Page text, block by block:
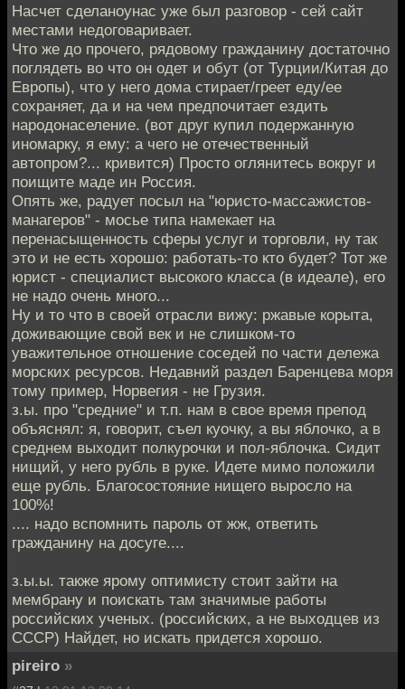
Насчет сделаноунас уже был разговор - сей сайт
местами недоговаривает.
Что же до прочего, рядовому гражданину достаточно
поглядеть во что он одет и обут (от Турции/Китая до
Европы), что у него дома стирает/греет еду/ее
сохраняет, да и на чем предпочитает ездить
народонаселение. (вот друг купил подержанную
иномарку, я ему: а чего не отечественный
автопром?... кривится) Просто оглянитесь вокруг и
поищите маде ин Россия.
Опять же, радует посыл на "юристо-массажистов-
манагеров" - мосье типа намекает на
перенасыщенность сферы услуг и торговли, ну так
это и не есть хорошо: работать-то кто будет? Тот же
юрист - специалист высокого класса (в идеале), его
не надо очень много...
Ну и то что в своей отрасли вижу: ржавые корыта,
доживающие свой век и не слишком-то
уважительное отношение соседей по части дележа
морских ресурсов. Недавний раздел Баренцева моря
тому пример, Норвегия - не Грузия.
з.ы. про "средние" и т.п. нам в свое время препод
объяснял: я, говорит, съел куочку, а вы яблочко, а в
среднем выходит полкурочки и пол-яблочка. Сидит
нищий, у него рубль в руке. Идете мимо положили
еще рубль. Благосостояние нищего выросло на
100%!
.... надо вспомнить пароль от жж, ответить
гражданину на досуге....
з.ы.ы. также ярому оптимисту стоит зайти на
мембрану и поискать там значимые работы
российских ученых. (российских, а не выходцев из
СССР) Найдет, но искать придется хорошо.
pireiro »